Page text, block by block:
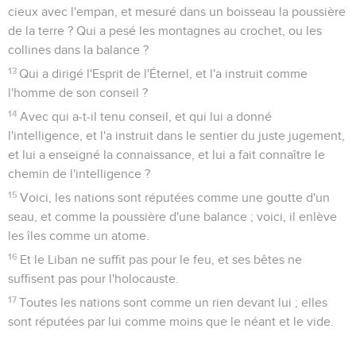
cieux avec l'empan, et mesuré dans un boisseau la poussière
de la terre ? Qui a pesé les montagnes au crochet, ou les
collines dans la balance ?
13 Qui a dirigé l'Esprit de l'Éternel, et l'a instruit comme
l'homme de son conseil ?
14 Avec qui a-t-il tenu conseil, et qui lui a donné
l'intelligence, et l'a instruit dans le sentier du juste jugement,
et lui a enseigné la connaissance, et lui a fait connaître le
chemin de l'intelligence ?
15 Voici, les nations sont réputées comme une goutte d'un
seau, et comme la poussière d'une balance ; voici, il enlève
les îles comme un atome.
16 Et le Liban ne suffit pas pour le feu, et ses bêtes ne
suffisent pas pour l'holocauste.
17 Toutes les nations sont comme un rien devant lui ; elles
sont réputées par lui comme moins que le néant et le vide.